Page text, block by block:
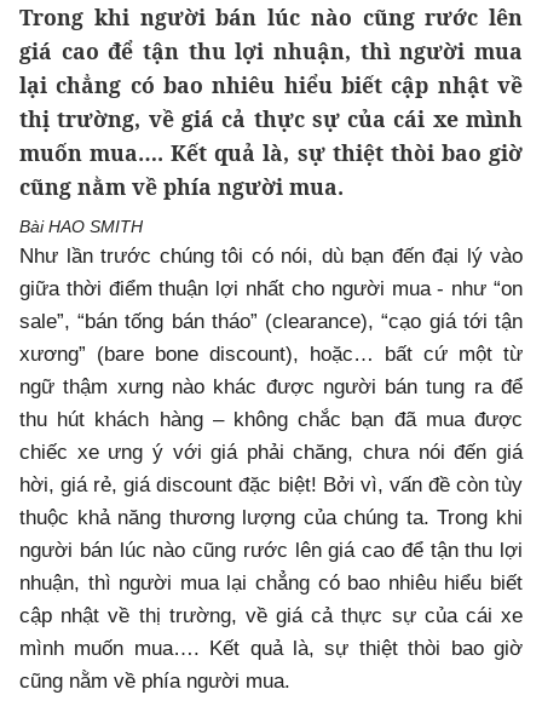
Trong khi người bán lúc nào cũng rước lên
giá cao để tận thu lợi nhuận, thì người mua
lại chẳng có bao nhiêu hiểu biết cập nhật về
thị trường, về giá cả thực sự của cái xe mình
muốn mua…. Kết quả là, sự thiệt thòi bao giờ
cũng nằm về phía người mua.
Bài HAO SMITH
Như lần trước chúng tôi có nói, dù bạn đến đại lý vào
giữa thời điểm thuận lợi nhất cho người mua - như “on
sale”, “bán tống bán tháo” (clearance), “cạo giá tới tận
xương” (bare bone discount), hoặc… bất cứ một từ
ngữ thậm xưng nào khác được người bán tung ra để
thu hút khách hàng – không chắc bạn đã mua được
chiếc xe ưng ý với giá phải chăng, chưa nói đến giá
hời, giá rẻ, giá discount đặc biệt! Bởi vì, vấn đề còn tùy
thuộc khả năng thương lượng của chúng ta. Trong khi
người bán lúc nào cũng rước lên giá cao để tận thu lợi
nhuận, thì người mua lại chẳng có bao nhiêu hiểu biết
cập nhật về thị trường, về giá cả thực sự của cái xe
mình muốn mua…. Kết quả là, sự thiệt thòi bao giờ
cũng nằm về phía người mua.